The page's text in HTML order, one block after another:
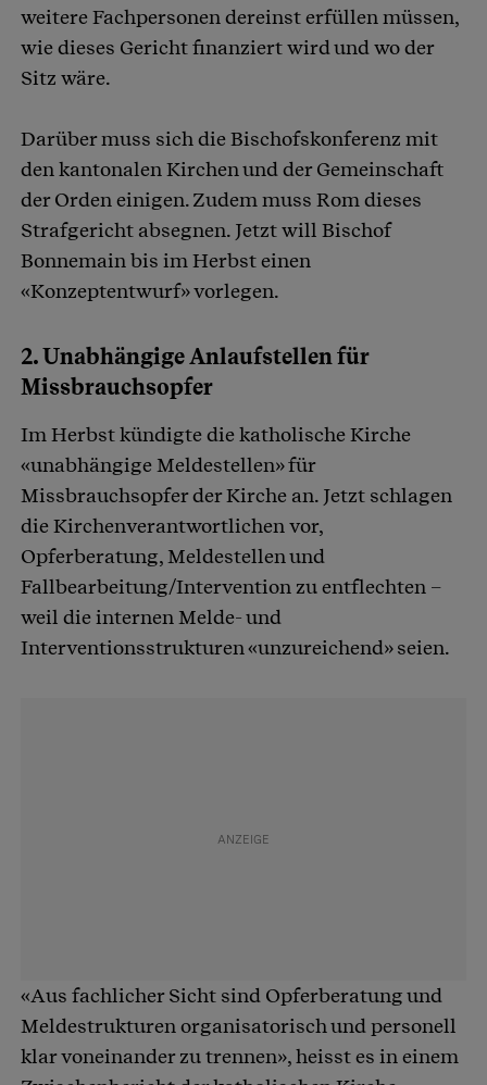
weitere Fachpersonen dereinst erfüllen müssen,
wie dieses Gericht finanziert wird und wo der
Sitz wäre.
Darüber muss sich die Bischofskonferenz mit
den kantonalen Kirchen und der Gemeinschaft
der Orden einigen. Zudem muss Rom dieses
Strafgericht absegnen. Jetzt will Bischof
Bonnemain bis im Herbst einen
«Konzeptentwurf» vorlegen.
2. Unabhängige Anlaufstellen für
Missbrauchsopfer
Im Herbst kündigte die katholische Kirche
«unabhängige Meldestellen» für
Missbrauchsopfer der Kirche an. Jetzt schlagen
die Kirchenverantwortlichen vor,
Opferberatung, Meldestellen und
Fallbearbeitung/Intervention zu entflechten –
weil die internen Melde- und
Interventionsstrukturen «unzureichend» seien.
«Aus fachlicher Sicht sind Opferberatung und
Meldestrukturen organisatorisch und personell
klar voneinander zu trennen», heisst es in einem